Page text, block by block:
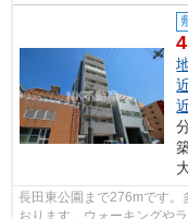
長田東公園まで276mです。
おります。ウォーキングや